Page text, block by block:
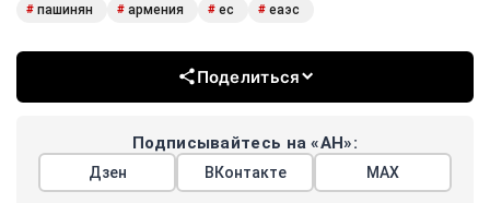
# пашинян # армения # ес # еаэс
Поделиться
Подписывайтесь на «АН»:
Дзен ВКонтакте МАХ